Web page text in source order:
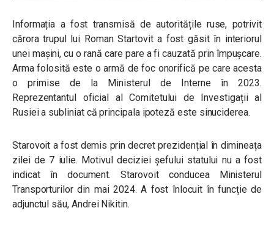
Informația a fost transmisă de autoritățile ruse, potrivit
cărora trupul lui Roman Startovit a fost găsit în interiorul
unei mașini, cu o rană care pare a fi cauzată prin împușcare.
Arma folosită este o armă de foc onorifică pe care acesta
o primise de la Ministerul de Interne în 2023.
Reprezentantul oficial al Comitetului de Investigații al
Rusiei a subliniat că principala ipoteză este sinuciderea.
Starovoit a fost demis prin decret prezidențial în dimineața
zilei de 7 iulie. Motivul deciziei șefului statului nu a fost
indicat în document. Starovoit conducea Ministerul
Transporturilor din mai 2024. A fost înlocuit în funcție de
adjunctul său, Andrei Nikitin.